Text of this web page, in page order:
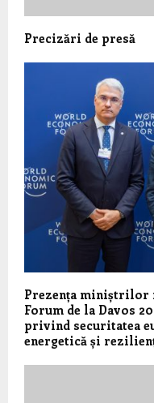
Precizări de presă
Prezența miniștrilor
Forum de la Davos
privind securitatea
energetică și